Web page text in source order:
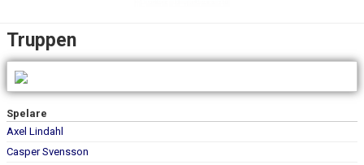
TRUPPEN
KONTAKT
Truppen
Spelare
Axel Lindahl
Casper Svensson